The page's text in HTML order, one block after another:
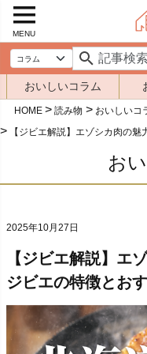
MENU
おいしいコラム
HOME 読み物 おいしいコ
【ジビエ解説】エゾシカ肉の
お
2025年10月27日
【ジビエ解説】エ
ジビエの特徴とお